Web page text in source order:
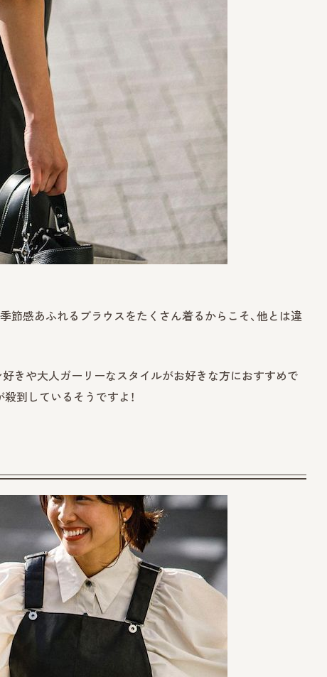
季節感あふれるブラウスをたくさん着るからこそ、他とは違
きや大人ガーリーなスタイルがお好きな方におすすめで
到しているそうですよ！